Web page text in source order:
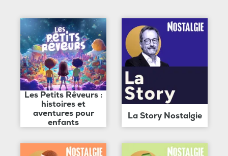
Les Petits Rêveurs :
histoires et
aventures pour
enfants
La Story Nostalgie